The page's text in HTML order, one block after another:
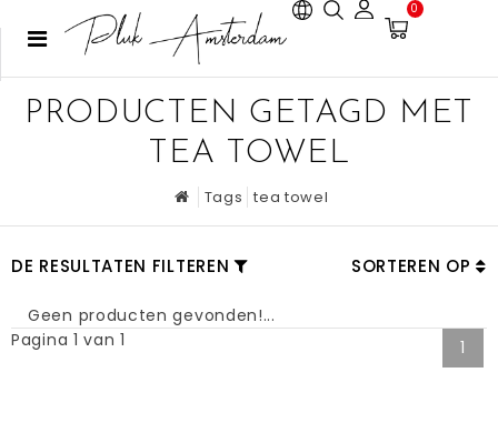
0
PRODUCTEN GETAGD MET
TEA TOWEL
Tags tea towel
DE RESULTATEN FILTEREN SORTEREN OP
Geen producten gevonden!...
Pagina 1 van 1
1